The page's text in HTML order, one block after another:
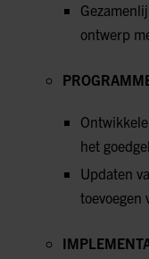
ontwerp
het
Updaten
toevoegen